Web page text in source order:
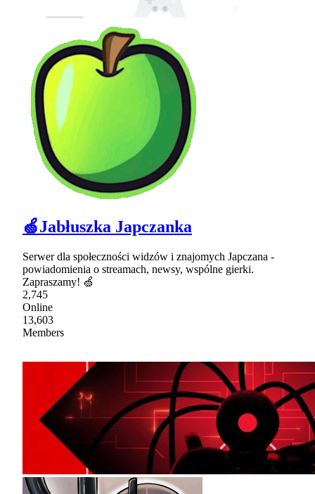
🍏Jabłuszka Japczanka
Serwer dla społeczności widzów i znajomych Japczana -
powiadomienia o streamach, newsy, wspólne gierki.
Zapraszamy! 🍏
2,745
Online
13,603
Members